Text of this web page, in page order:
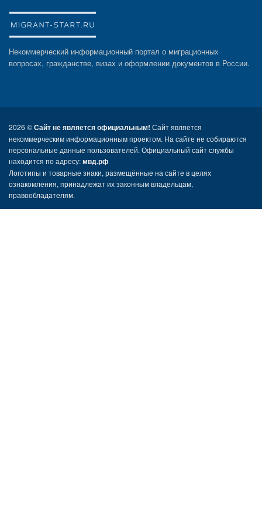
Некоммерческий информационный портал о миграционных
вопросах, гражданстве, визах и оформлении документов в России.
2026 ©Сайт не является официальным! Сайт является
некоммерческим информационным проектом. На сайте не собираются
персональные данные пользователей. Официальный сайт службы
находится по адресу:мвд.рф
Логотипы и товарные знаки, размещённые на сайте в целях
ознакомления, принадлежат их законным владельцам,
правообладателям.